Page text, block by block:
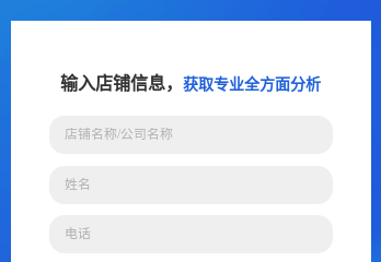
输入店铺信息，获取专业全方面分析